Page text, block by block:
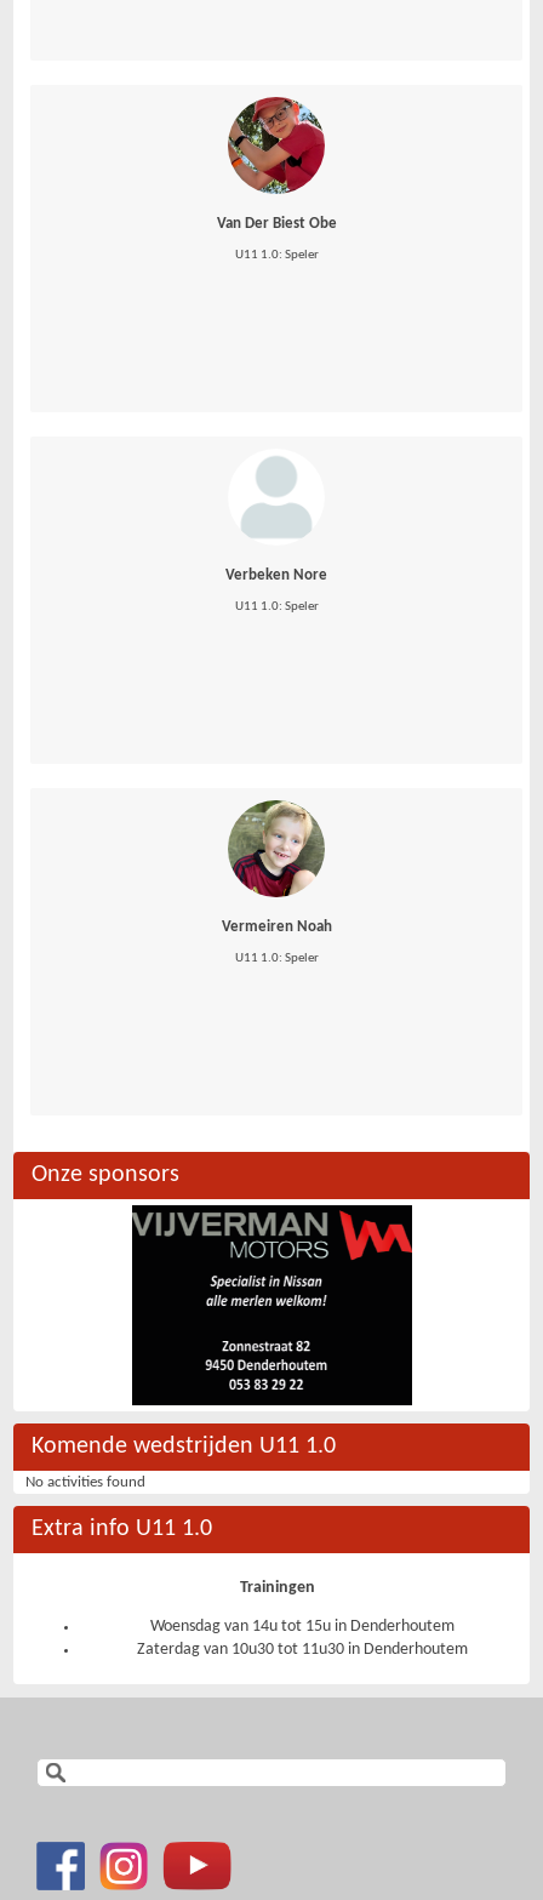
Van Der Biest Obe
U11 1.0: Speler
Verbeken Nore
U11 1.0: Speler
Vermeiren Noah
U11 1.0: Speler
Onze sponsors
Komende wedstrijden U11 1.0
No activities found
Extra info U11 1.0
Trainingen
Woensdag van 14u tot 15u in Denderhoutem
Zaterdag van 10u30 tot 11u30 in Denderhoutem